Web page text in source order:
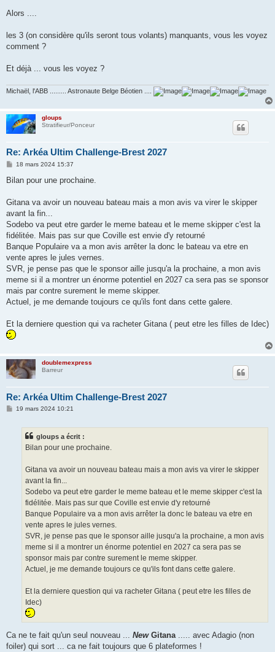
Alors ....
les 3 (on considère qu'ils seront tous volants) manquants, vous les voyez
comment ?
Et déjà ... vous les voyez ?
Michaël, l'ABB ......... Astronaute Belge Béotien ....
gloups
Stratifieur/Ponceur
Re: Arkéa Ultim Challenge-Brest 2027
M
s
g
18 mars 2024 15:37
Bilan pour une prochaine.
Gitana va avoir un nouveau bateau mais a mon avis va virer le skipper
avant la fin...
Sodebo va peut etre garder le meme bateau et le meme skipper c'est la
fidélitée. Mais pas sur que Coville est envie d'y retourné
Banque Populaire va a mon avis arrêter la donc le bateau va etre en
vente apres le jules vernes.
SVR, je pense pas que le sponsor aille jusqu'a la prochaine, a mon avis
meme si il a montrer un énorme potentiel en 2027 ca sera pas se sponsor
mais par contre surement le meme skipper.
Actuel, je me demande toujours ce qu'ils font dans cette galere.
Et la derniere question qui va racheter Gitana ( peut etre les filles de Idec)
doublemexpress
Barreur
Re: Arkéa Ultim Challenge-Brest 2027
M
19 mars 2024 10:21
gloups a écrit :
Bilan pour une prochaine.
Gitana va avoir un nouveau bateau mais a mon avis va virer le skipper
avant la fin...
Sodebo va peut etre garder le meme bateau et le meme skipper c'est la
fidélitée. Mais pas sur que Coville est envie d'y retourné
Banque Populaire va a mon avis arrêter la donc le bateau va etre en
vente apres le jules vernes.
SVR, je pense pas que le sponsor aille jusqu'a la prochaine, a mon avis
meme si il a montrer un énorme potentiel en 2027 ca sera pas se
sponsor mais par contre surement le meme skipper.
Actuel, je me demande toujours ce qu'ils font dans cette galere.
Et la derniere question qui va racheter Gitana ( peut etre les filles de
Idec)
Ca ne te fait qu'un seul nouveau ... NewGitana..... avec Adagio (non
foiler) qui sort ... ca ne fait toujours que 6 plateformes !